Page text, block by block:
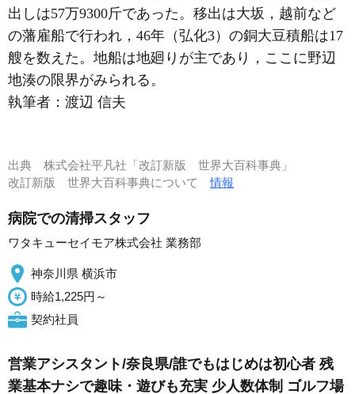
出しは57万9300斤であった。移出は大坂，越前など
の藩雇船で行われ，46年（弘化3）の銅大豆積船は17
艘を数えた。地船は地廻りが主であり，ここに野辺
地湊の限界がみられる。
執筆者： 渡辺 信夫
出典 株式会社平凡社「改訂新版 世界大百科事典」
改訂新版 世界大百科事典について情報
病院での清掃スタッフ
ワタキューセイモア株式会社 業務部
神奈川県 横浜市
時給1,225円～
契約社員
営業アシスタント/奈良県/誰でもはじめは初心者 残
業基本ナシで趣味・遊びも充実 少人数体制 ゴルフ場